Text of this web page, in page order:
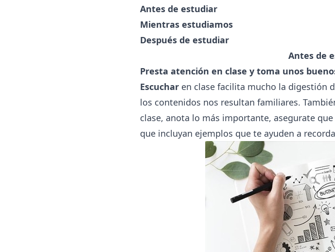
Antes de estudiar
Mientras estudiamos
Después de estudiar
Antes de
Presta atención en clase y toma unos
Escuchar en clase facilita mucho la digestión
los contenidos nos resultan familiares.
clase, anota lo más importante, asegurate
que incluyan ejemplos que te ayuden a